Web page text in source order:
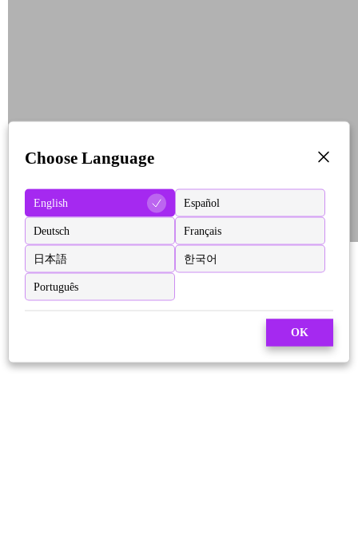
Choose Language
English Español
Deutsch Français
日本語 한국어
Português
OK